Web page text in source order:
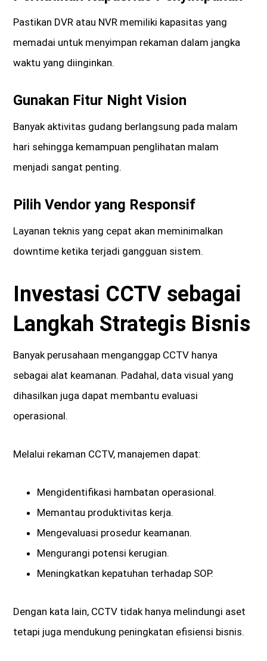
Pastikan DVR atau NVR memiliki kapasitas yang
memadai untuk menyimpan rekaman dalam jangka
waktu yang diinginkan.
Gunakan Fitur Night Vision
Banyak aktivitas gudang berlangsung pada malam
hari sehingga kemampuan penglihatan malam
menjadi sangat penting.
Pilih Vendor yang Responsif
Layanan teknis yang cepat akan meminimalkan
downtime ketika terjadi gangguan sistem.
Investasi CCTV sebagai
Langkah Strategis Bisnis
Banyak perusahaan menganggap CCTV hanya
sebagai alat keamanan. Padahal, data visual yang
dihasilkan juga dapat membantu evaluasi
operasional.
Melalui rekaman CCTV, manajemen dapat:
Mengidentifikasi hambatan operasional.
Memantau produktivitas kerja.
Mengevaluasi prosedur keamanan.
Mengurangi potensi kerugian.
Meningkatkan kepatuhan terhadap SOP.
Dengan kata lain, CCTV tidak hanya melindungi aset
tetapi juga mendukung peningkatan efisiensi bisnis.